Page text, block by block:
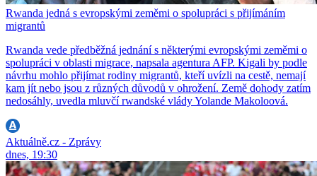
Rwanda jedná s evropskými zeměmi o spolupráci s přijímáním
migrantů
Rwanda vede předběžná jednání s některými evropskými zeměmi o
spolupráci v oblasti migrace, napsala agentura AFP. Kigali by podle
návrhu mohlo přijímat rodiny migrantů, kteří uvízli na cestě, nemají
kam jít nebo jsou z různých důvodů v ohrožení. Země dohody zatím
nedosáhly, uvedla mluvčí rwandské vlády Yolande Makoloová.
Aktuálně.cz - Zprávy
dnes, 19:30